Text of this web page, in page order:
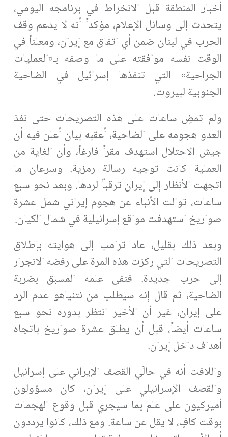
أخبار المنطقة قبل الانخراط في برنامجه اليومي،
يتحدث إلى وسائل الإعلام، مؤكداً أنه لا يدعم وقف
الحرب في لبنان ضمن أي اتفاق مع إيران، ومعلناً في
الوقت نفسه موافقته على ما وصفه بـ«العمليات
الجراحية» التي تنفذها إسرائيل في الضاحية
الجنوبية لبيروت.
ولم تمضِ ساعات على هذه التصريحات حتى نفذ
العدو هجومه على الضاحية، أعقبه بيان أعلن فيه أن
جيش الاحتلال استهدف مقراً فارغاً، وأن الغاية من
العملية كانت توجيه رسالة رمزية. وسرعان ما
اتجهت الأنظار إلى إيران ترقباً لردها. وبعد نحو سبع
ساعات، توالت الأنباء عن هجوم إيراني شمل عشرة
صواريخ استهدفت مواقع إسرائيلية في شمال الكيان.
وبعد ذلك بقليل، عاد ترامب إلى هوايته بإطلاق
التصريحات التي ركزت هذه المرة على رفضه الانجرار
إلى حرب جديدة. فنفى علمه المسبق بضربة
الضاحية، ثم قال إنه سيطلب من نتنياهو عدم الرد
على إيران، غير أن الأخير انتظر بدوره نحو سبع
ساعات أيضاً، قبل أن يطلق عشرة صواريخ باتجاه
أهداف داخل إيران.
واللافت أنه في حالَي القصف الإيراني على إسرائيل
والقصف الإسرائيلي على إيران، كان مسؤولون
أميركيون على علم بما سيجري قبل وقوع الهجمات
بوقت كافٍ، لا يقل عن ساعة. ومع ذلك، كانوا يرددون